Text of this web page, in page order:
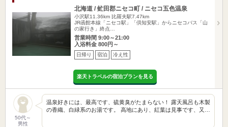
北海道 / 虻田郡ニセコ町 / ニセコ五色温泉
小沢駅11.36km 比羅夫駅7.47km
JR函館本線「ニセコ駅」「倶知安駅」からニセコバス「山
の家行き」終点…
営業時間 9:00～21:00
入浴料金 800円～
日帰り 宿泊 冷え性
楽天トラベルの宿泊プランを見る
50代～
男性
温泉好きには、最高です、硫黄臭がたまらない！ 露天風呂も木製
の香織、白緑系のお湯です。 高地にあり、紅葉は見事です、又…